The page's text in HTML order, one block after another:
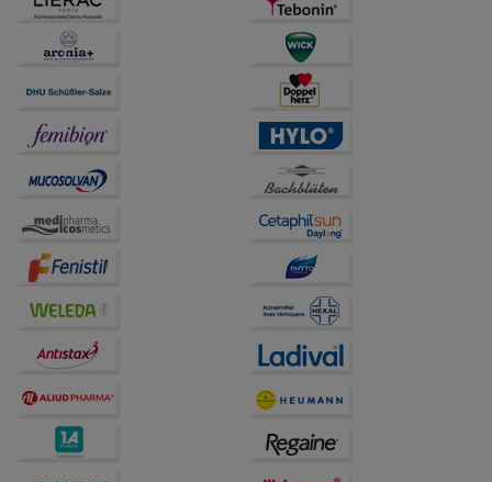
betreiben.
Statistik & Tracking:
Hierüber lassen sich
Informationen über die Art und Weise der Nutzung
unserer Website sammeln, mit deren Hilfe wir unsere
Website weiter für Sie optimieren können, den Inhalt
auf unserer Website aber auch die Werbung auf
Drittseiten möglichst relevant für Sie zu gestalten.
Bitte beachten Sie, dass Daten hierfür teilweise an
Dritte wie z.B. Google oder soziale Medien